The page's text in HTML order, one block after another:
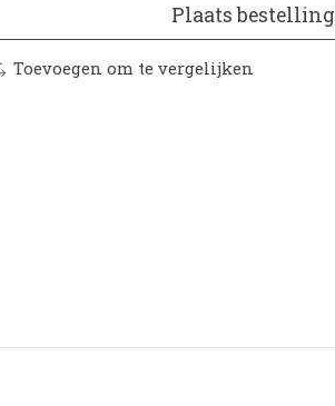
Plaats bestelling
Toevoegen om te vergelijken